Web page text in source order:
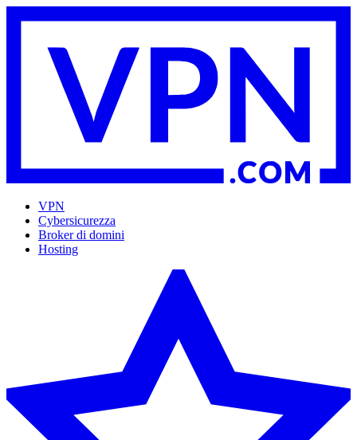
VPN
Cybersicurezza
Broker di domini
Hosting